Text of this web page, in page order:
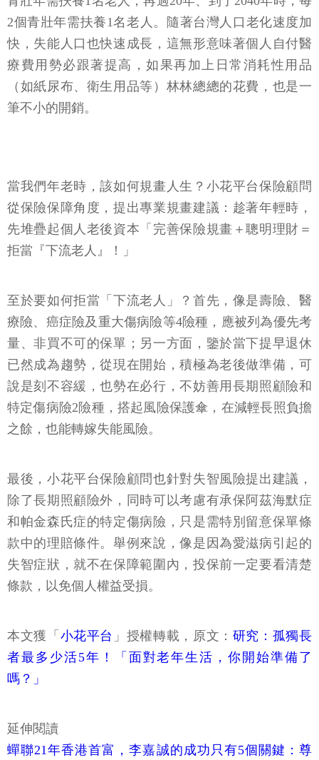
2個青壯年需扶養1名老人。隨著台灣人口老化速度加
快，失能人口也快速成長，這無形意味著個人自付醫
療費用勢必跟著提高，如果再加上日常消耗性用品
（如紙尿布、衛生用品等）林林總總的花費，也是一
筆不小的開銷。
當我們年老時，該如何規畫人生？小花平台保險顧問
從保險保障角度，提出專業規畫建議：趁著年輕時，
先堆疊起個人老後資本「完善保險規畫＋聰明理財＝
拒當『下流老人』！」
至於要如何拒當「下流老人」？首先，像是壽險、醫
療險、癌症險及重大傷病險等4險種，應被列為優先考
量、非買不可的保單；另一方面，鑒於當下提早退休
已然成為趨勢，從現在開始，積極為老後做準備，可
說是刻不容緩，也勢在必行，不妨善用長期照顧險和
特定傷病險2險種，搭起風險保護傘，在減輕長照負擔
之餘，也能轉嫁失能風險。
最後，小花平台保險顧問也針對失智風險提出建議，
除了長期照顧險外，同時可以考慮有承保阿茲海默症
和帕金森氏症的特定傷病險，只是需特別留意保單條
款中的理賠條件。舉例來說，像是因為愛滋病引起的
失智症狀，就不在保障範圍內，投保前一定要看清楚
條款，以免個人權益受損。
本文獲「 小花平台 」授權轉載，原文： 研究：孤獨長
者最多少活5年！「面對老年生活，你開始準備了
嗎？」
延伸閱讀
蟬聯21年香港首富，李嘉誠的成功只有5個關鍵：尊